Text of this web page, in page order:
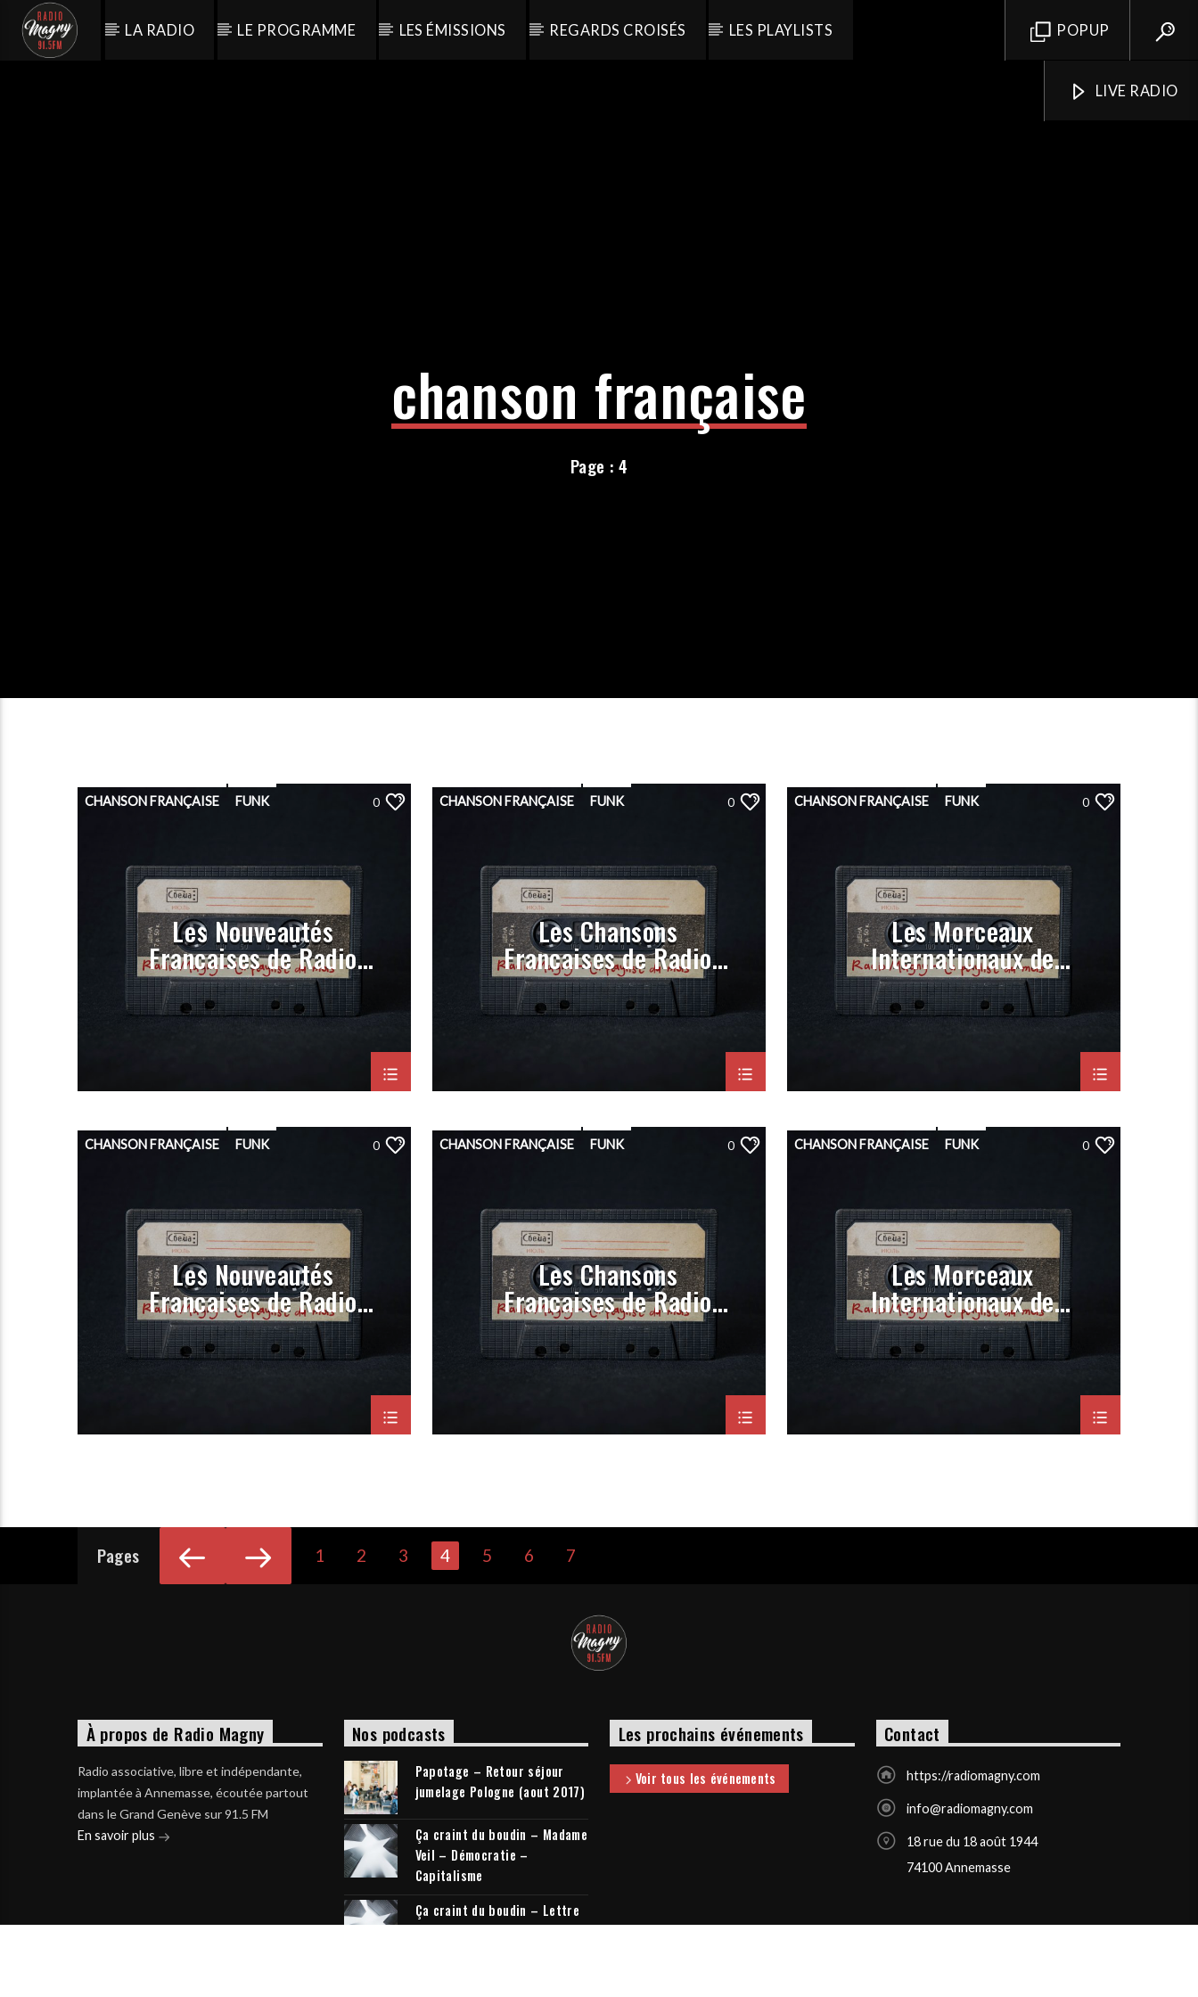
LA RADIO LE PROGRAMME LES ÉMISSIONS REGARDS CROISÉS LES PLAYLISTS POPUP
LIVE RADIO
chanson française
Page : 4
CHANSON FRANÇAISE FUNK
PORGRAMMATION RAP ROCK
0
Les Nouveautés
Françaises de Radio
Magny (Prog Janvier
2023)
CHANSON FRANÇAISE FUNK
PORGRAMMATION RAP ROCK
0
Les Chansons
Françaises de Radio
Magny (Prog Janvier
2023)
CHANSON FRANÇAISE FUNK
PORGRAMMATION RAP ROCK
0
Les Morceaux
Internationaux de
Radio Magny (Prog
Janvier 2023)
CHANSON FRANÇAISE FUNK
PORGRAMMATION RAP ROCK
0
Les Nouveautés
Françaises de Radio
Magny (Prog Novembre
2022)
CHANSON FRANÇAISE FUNK
PORGRAMMATION RAP ROCK
0
Les Chansons
Françaises de Radio
Magny (Prog Novembre
2022)
CHANSON FRANÇAISE FUNK
PORGRAMMATION RAP ROCK
0
Les Morceaux
Internationaux de
Radio Magny (Prog
Novembre 2022)
Pages 1 2 3 4 5 6 7
À propos de Radio Magny
Radio associative, libre et indépendante,
implantée à Annemasse, écoutée partout
dans le Grand Genève sur 91.5 FM
En savoir plus
Nos podcasts
Papotage – Retour séjour
jumelage Pologne (aout 2017)
Ça craint du boudin – Madame
Veil – Démocratie –
Capitalisme
Ça craint du boudin – Lettre
à mon cousin + Elections
Les prochains événements
Voir tous les événements
Contact
https://radiomagny.com
info@radiomagny.com
18 rue du 18 août 1944
74100 Annemasse